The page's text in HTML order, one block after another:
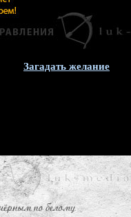
Загадать желание